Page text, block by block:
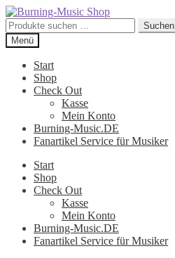
Zur
Navigation
springen
Zum
Inhalt
springen
Suche
nach:
Suchen
Menü
Start
Shop
Check Out
Kasse
Mein Konto
Burning-Music.DE
Fanartikel Service für Musiker
Start
Shop
Check Out
Kasse
Mein Konto
Burning-Music.DE
Fanartikel Service für Musiker